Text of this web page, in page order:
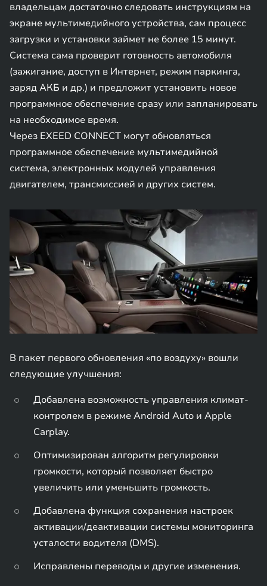
владельцам достаточно следовать инструкциям на
экране мультимедийного устройства, сам процесс
загрузки и установки займет не более 15 минут.
Система сама проверит готовность автомобиля
(зажигание, доступ в Интернет, режим паркинга,
заряд АКБ и др.) и предложит установить новое
программное обеспечение сразу или запланировать
на необходимое время.
Через EXEED CONNECT могут обновляться
программное обеспечение мультимедийной
система, электронных модулей управления
двигателем, трансмиссией и других систем.
В пакет первого обновления «по воздуху» вошли
следующие улучшения:
Добавлена возможность управления климат-
контролем в режиме Android Auto и Apple
Carplay.
Оптимизирован алгоритм регулировки
громкости, который позволяет быстро
увеличить или уменьшить громкость.
Добавлена функция сохранения настроек
активации/деактивации системы мониторинга
усталости водителя (DMS).
Исправлены переводы и другие изменения.